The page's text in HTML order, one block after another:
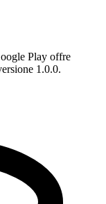
Play offre
1.0.0.